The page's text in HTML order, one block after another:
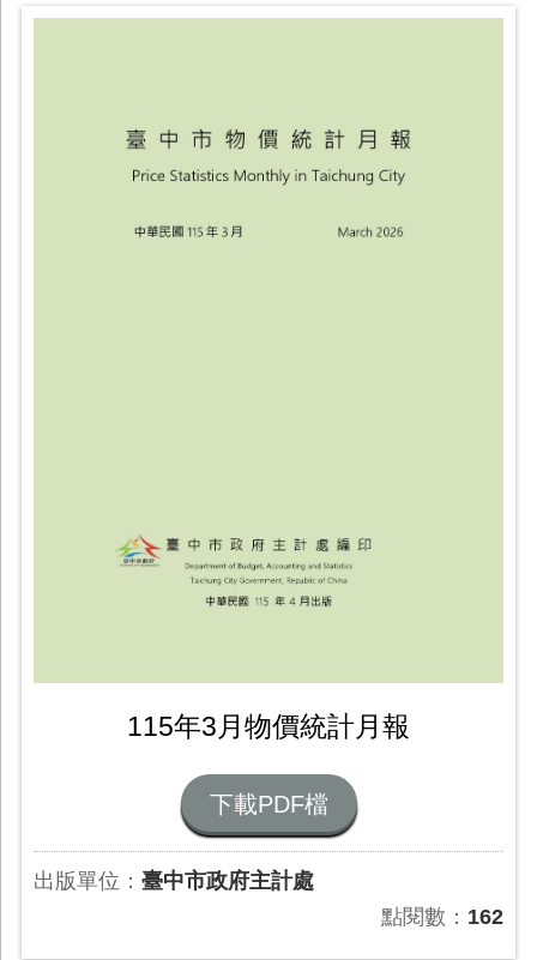
115年3月物價統計月報
下載PDF檔
出版單位： 臺中市政府主計處
點閱數： 162